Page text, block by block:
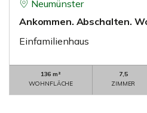
Neumünster
Ankommen. Abschalten.
Einfamilienhaus
136 m²
WOHNFLÄCHE
7,5
ZIMMER